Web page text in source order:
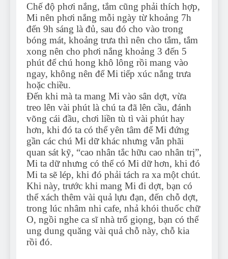
Chế độ phơi nắng, tắm cũng phải thích hợp,
Mi nên phơi nắng mỗi ngày từ khoảng 7h
đến 9h sáng là đủ, sau đó cho vào trong
bóng mát, khoảng trưa thì nên cho tắm, tắm
xong nên cho phơi nắng khoảng 3 đến 5
phút để chú hong khô lông rồi mang vào
ngay, không nên để Mi tiếp xúc nắng trưa
hoặc chiều.
Đến khi mà ta mang Mi vào sân dợt, vừa
treo lên vài phút là chú ta đã lên cầu, đánh
võng cái đầu, chơi liền tù tì vài phút hay
hơn, khi đó ta có thể yên tâm để Mi đứng
gần các chú Mi dữ khác nhưng vẫn phãi
quan sát kỹ, “cao nhân tắc hữu cao nhân trị”,
Mi ta dữ nhưng có thể có Mi dữ hơn, khi đó
Mi ta sẽ lép, khi đó phải tách ra xa một chút.
Khi này, trước khi mang Mi đi dợt, bạn có
thể xách thêm vài quả lựu đạn, đến chỗ dợt,
trong lúc nhâm nhi cafe, nhả khói thuốc chữ
O, ngồi nghe ca sĩ nhà trổ giọng, bạn có thể
ung dung quăng vài quả chỗ này, chỗ kia
rồi đó.